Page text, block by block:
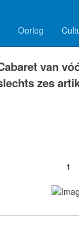
Oorlog
''Nooit
van
zes
1